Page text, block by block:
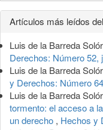
Detalles
del
artículo
Artículos más leídos
Luis de la Barreda
Derechos: Número 52,
Luis de la Barreda
y Derechos: Número
Luis de la Barreda
tormento: el acceso a
un derecho , Hechos y